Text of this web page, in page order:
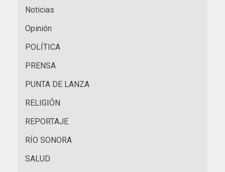
Noticias
Opinión
POLÍTICA
PRENSA
PUNTA DE LANZA
RELIGIÓN
REPORTAJE
RÍO SONORA
SALUD